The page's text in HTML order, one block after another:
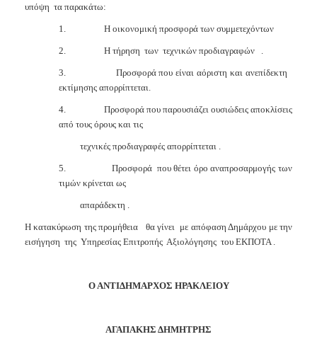
υπόψη τα παρακάτω:
1. Η οικονομική προσφορά των συμμετεχόντων
2. Η τήρηση των τεχνικών προδιαγραφών
3.
Προσφορά που είναι αόριστη και ανεπίδεκτη
εκτίμησης απορρίπτεται.
4.
Προσφορά που παρουσιάζει ουσιώδεις αποκλίσεις
από τους όρους και τις
τεχνικές προδιαγραφές απορρίπτεται .
5. Προσφορά που θέτει όρο αναπροσαρμογής των
τιμών κρίνεται ως
απαράδεκτη .
Η κατακύρωση της προμήθεια θα γίνει με απόφαση Δημάρχου με την
εισήγηση της Υπηρεσίας Επιτροπής Αξιολόγησης του ΕΚΠΟΤΑ .
Ο ΑΝΤΙΔΗΜΑΡΧΟΣ ΗΡΑΚΛΕΙΟΥ
ΑΓΑΠΑΚΗΣ ΔΗΜΗΤΡΗΣ